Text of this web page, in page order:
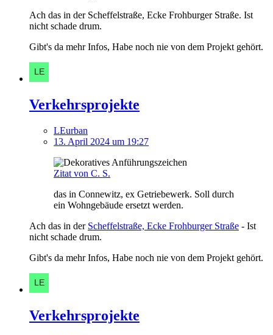
Ach das in der Scheffelstraße, Ecke FrohburgerStraße. Ist
nicht schade drum.
Gibt's da mehr Infos, Habe noch nie von dem Projekt gehört.
Verkehrsprojekte
LEurban
13. April 2024 um 19:27
Zitat von C. S.
das in Connewitz, ex Getriebewerk. Soll durch
ein Wohngebäude ersetzt werden.
Ach das in der Scheffelstraße, Ecke Frohburger Straße - Ist
nicht schade drum.
Gibt's da mehr Infos, Habe noch nie von dem Projekt gehört.
Verkehrsprojekte